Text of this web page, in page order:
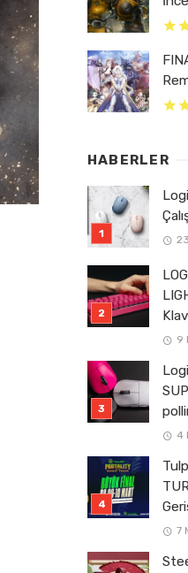
HABERLER
9
4
7